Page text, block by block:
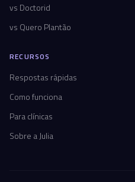
vs Doctorid
vs Quero Plantão
RECURSOS
Respostas rápidas
Como funciona
Para clínicas
Sobre a Julia